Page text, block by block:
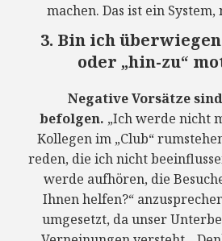
machen. Das ist ein
3. Bin ich
oder „hin-zu“
Negative Vorsätze
befolgen. „Ich werde nicht
Kollegen im „Club“
reden, die ich nicht
werde aufhören, die
Ihnen helfen?“
umgesetzt, da unser